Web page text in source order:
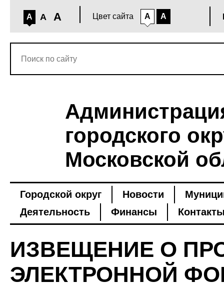
A A A Цвет сайта A A
городского
Московской
Городской округ Новости
Деятельность
Финансы
ИЗВЕЩЕНИЕ О
ЭЛЕКТРОННОЙ